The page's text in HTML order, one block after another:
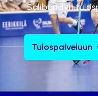
Salibandyn
Tulospalveluun